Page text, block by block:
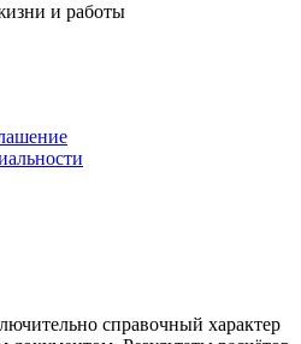
и работы
справочный характер